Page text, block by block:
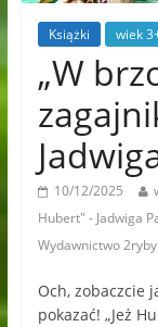
Książki wiek
„W
10/12/2025
Hubert" - Jadwiga
Wydawnictwo
Och, zobaczcie
pokazać! „Jeż